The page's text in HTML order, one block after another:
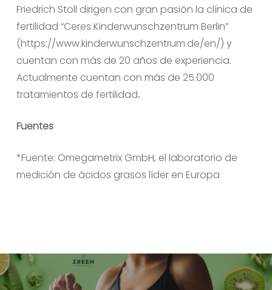
Friedrich Stoll dirigen con gran pasión la clínica de
fertilidad “Ceres Kinderwunschzentrum Berlin”
(https://www.kinderwunschzentrum.de/en/) y
cuentan con más de 20 años de experiencia.
Actualmente cuentan con más de 25.000
tratamientos de fertilidad.
Fuentes
*Fuente: Omegametrix GmbH, el laboratorio de
medición de ácidos grasos líder en Europa